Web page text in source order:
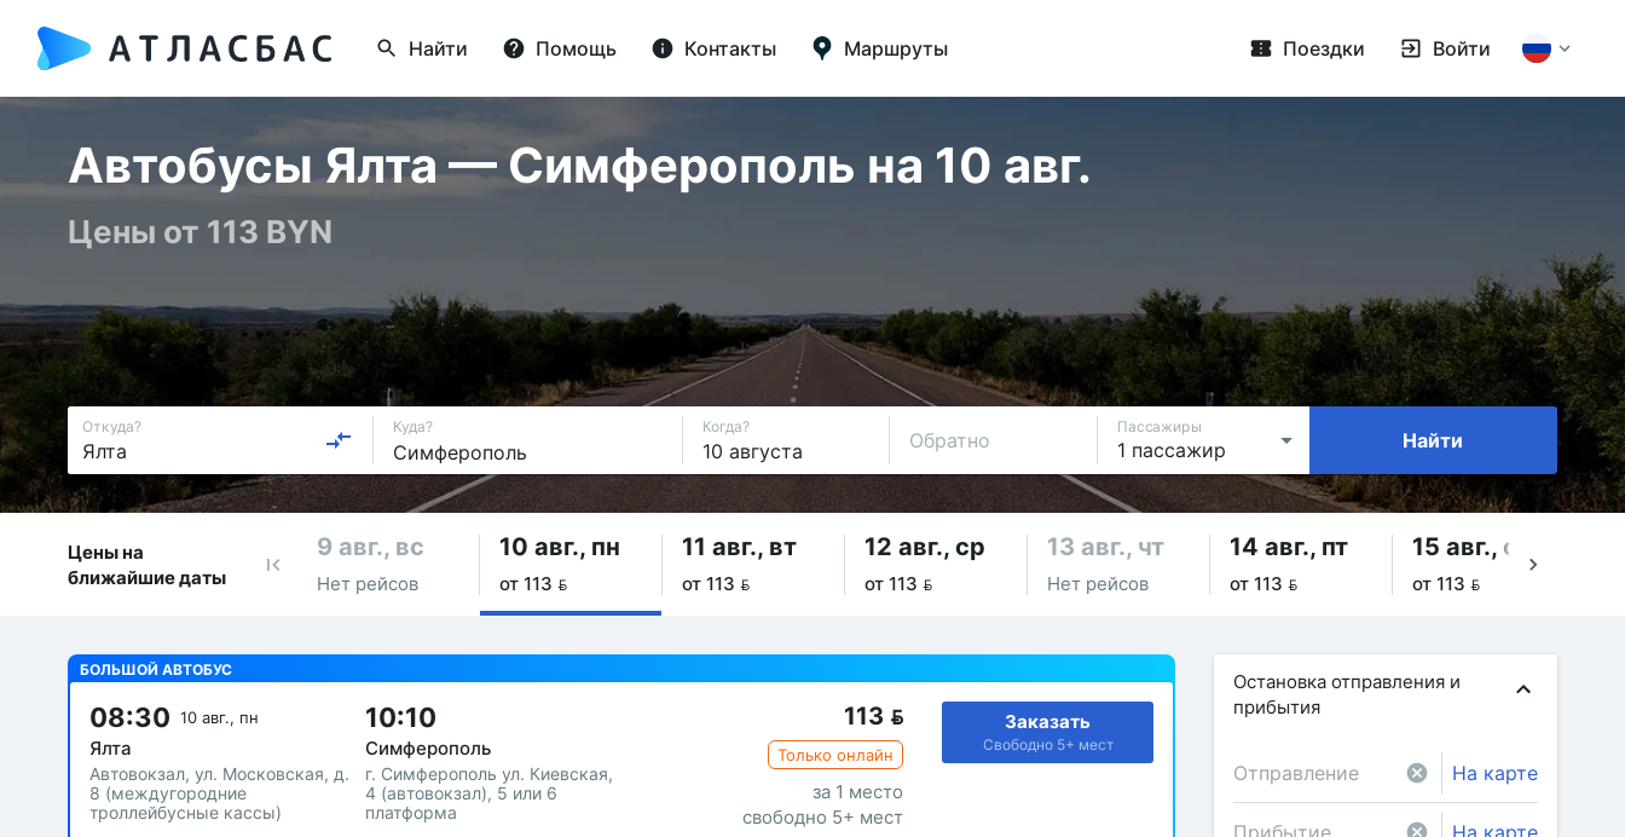
Найти Помощь Контакты Маршруты Поездки Войти
Автобусы Ялта — Симферополь на 10 авг.
Цены от 113 BYN
Откуда? Куда? Когда?
Обратно
Пассажиры
Найти
Цены на
ближайшие даты
9 авг., вс
Нет рейсов
10 авг., пн
от 113 
11 авг., вт
от 113 
12 авг., ср
от 113 
13 авг., чт
Нет рейсов
14 авг., пт
от 113 
15 авг., сб
от 113 
БОЛЬШОЙ АВТОБУС
08:30 10 авг., пн
Ялта
Автовокзал, ул. Московская, д.
8 (междугородние
троллейбусные кассы)
10:10
Симферополь
г. Симферополь ул. Киевская,
4 (автовокзал), 5 или 6
платформа
113 
Только онлайн
за 1 место
свободно 5+ мест
Заказать
Свободно 5+ мест
Остановка отправления и
прибытия
На карте
На карте